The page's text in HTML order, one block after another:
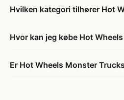
Hvilken kategori tilhører Hot
Hvor kan jeg købe Hot
Er Hot Wheels Monster